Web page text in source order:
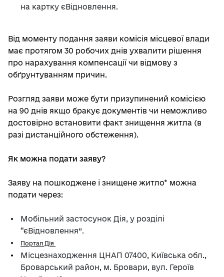
на картку єВідновлення.
Від моменту подання заяви комісія місцевої влади
має протягом 30 робочих днів ухвалити рішення
про нарахування компенсації чи відмову з
обґрунтуванням причин.
Розгляд заяви може бути призупинений комісією
на 90 днів якщо бракує документів чи неможливо
достовірно встановити факт знищення житла (в
разі дистанційного обстеження).
Як можна подати заяву?
Заяву на пошкоджене і знищене житло* можна
подати через:
Мобільний застосунок Дія, у розділі
“єВідновлення”.
Портал Дія
Місцезнаходження ЦНАП 07400, Київська обл.,
Броварський район, м. Бровари, вул. Героїв